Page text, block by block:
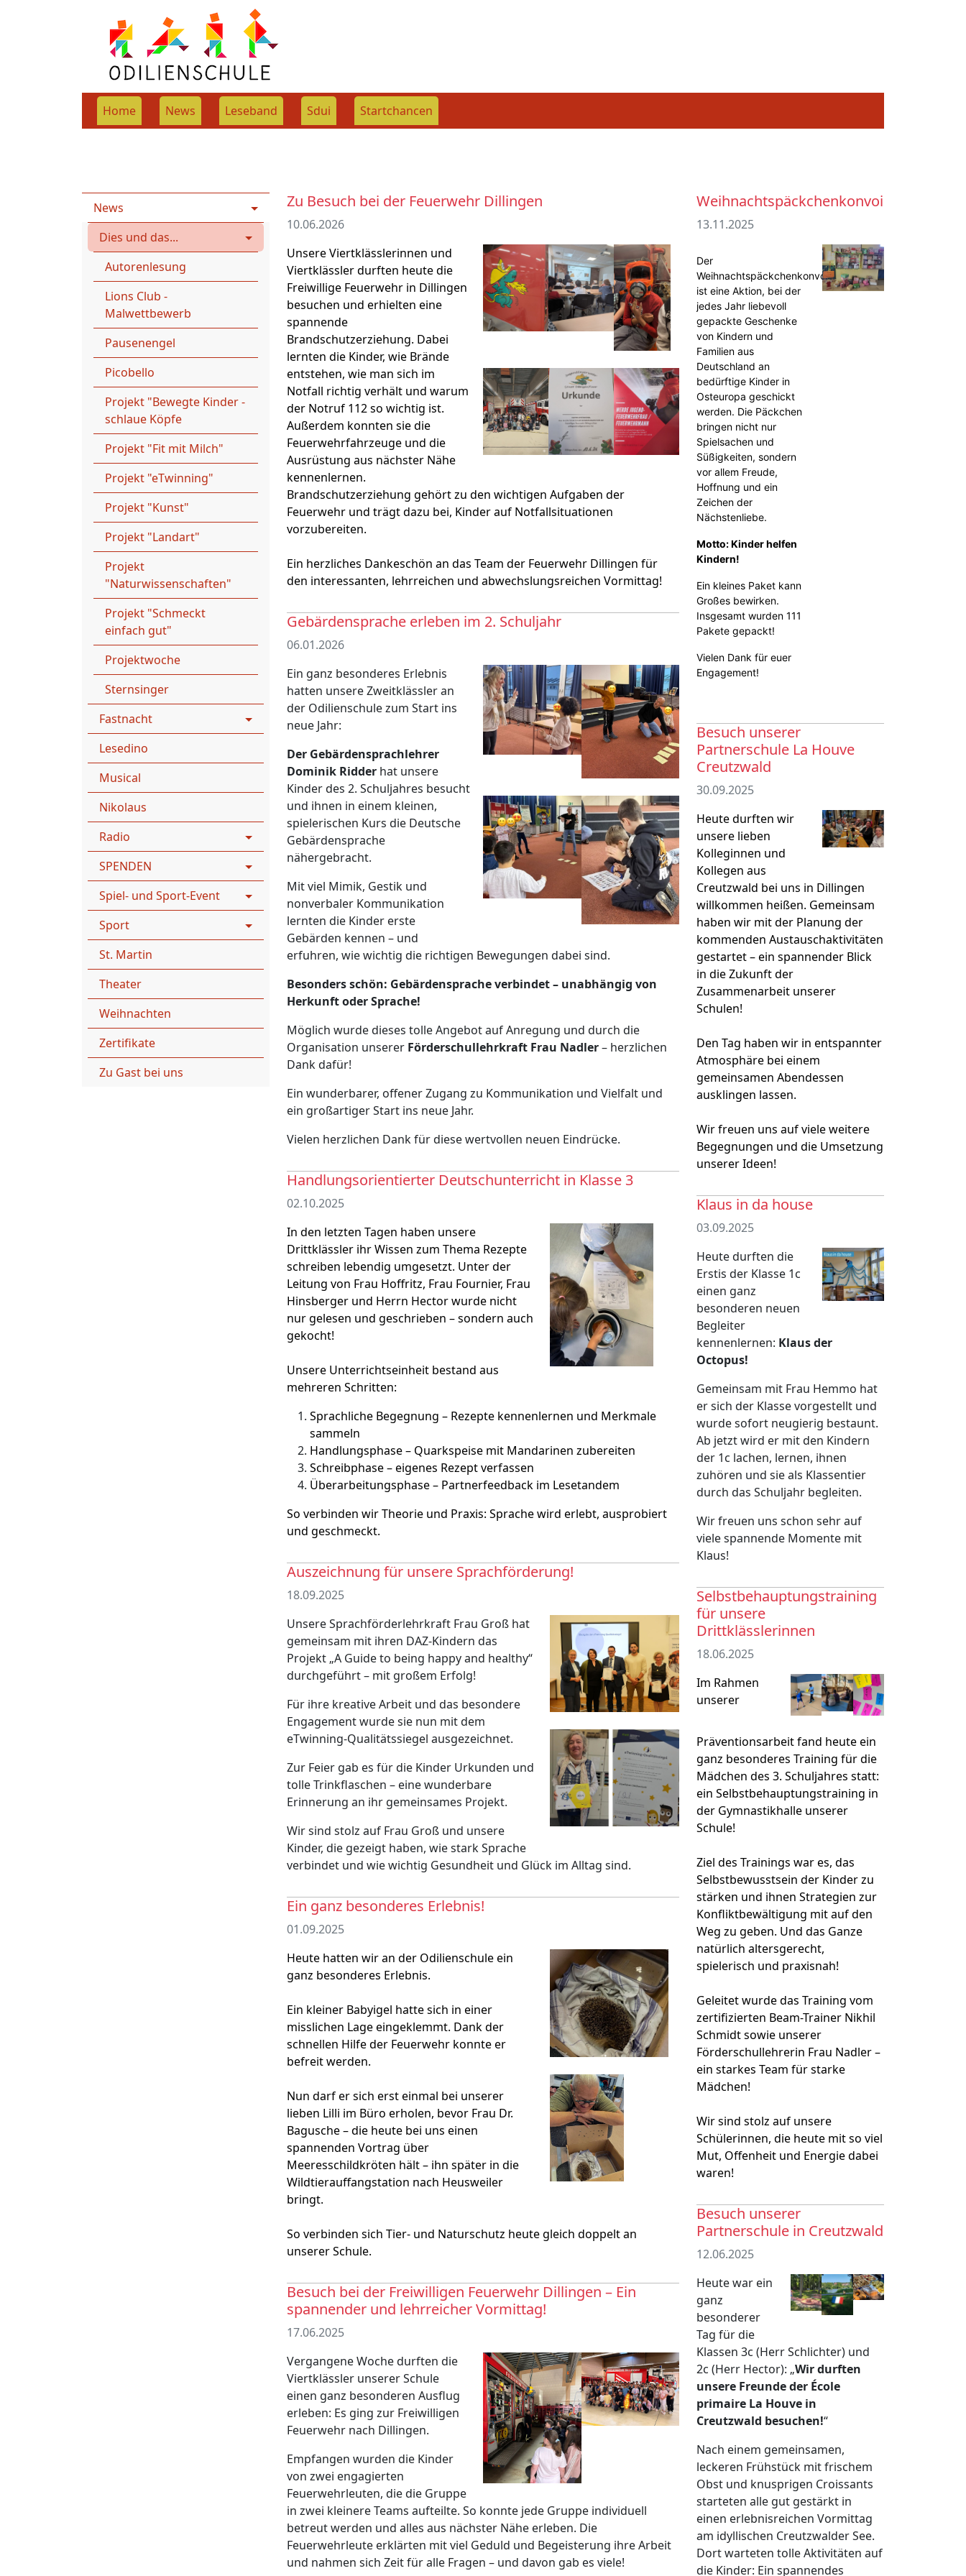
Home News Leseband Sdui
Startchancen
News
Dies und das...
Autorenlesung
Lions Club -
Malwettbewerb
Pausenengel
Picobello
Projekt "Bewegte Kinder -
schlaue Köpfe
Projekt "Fit mit Milch"
Projekt "eTwinning"
Projekt "Kunst"
Projekt "Landart"
Projekt
"Naturwissenschaften"
Projekt "Schmeckt
einfach gut"
Projektwoche
Sternsinger
Fastnacht
Lesedino
Musical
Nikolaus
Radio
SPENDEN
Spiel- und Sport-Event
Sport
St. Martin
Theater
Weihnachten
Zertifikate
Zu Gast bei uns
Zu Besuch bei der Feuerwehr Dillingen
10.06.2026
Unsere Viertklässlerinnen und
Viertklässler durften heute die
Freiwillige Feuerwehr in Dillingen
besuchen und erhielten eine
spannende
Brandschutzerziehung. Dabei
lernten die Kinder, wie Brände
entstehen, wie man sich im
Notfall richtig verhält und warum
der Notruf 112 so wichtig ist.
Außerdem konnten sie die
Feuerwehrfahrzeuge und die
Ausrüstung aus nächster Nähe
kennenlernen.
Brandschutzerziehung gehört zu den wichtigen Aufgaben der
Feuerwehr und trägt dazu bei, Kinder auf Notfallsituationen
vorzubereiten.
Ein herzliches Dankeschön an das Team der Feuerwehr Dillingen für
den interessanten, lehrreichen und abwechslungsreichen Vormittag!
Gebärdensprache erleben im 2. Schuljahr
06.01.2026
Ein ganz besonderes Erlebnis
hatten unsere Zweitklässler an
der Odilienschule zum Start ins
neue Jahr:
Der Gebärdensprachlehrer
Dominik Ridder hat unsere
Kinder des 2. Schuljahres besucht
und ihnen in einem kleinen,
spielerischen Kurs die Deutsche
Gebärdensprache
nähergebracht.
Mit viel Mimik, Gestik und
nonverbaler Kommunikation
lernten die Kinder erste
Gebärden kennen – und
erfuhren, wie wichtig die richtigen Bewegungen dabei sind.
Besonders schön: Gebärdensprache verbindet – unabhängig von
Herkunft oder Sprache!
Möglich wurde dieses tolle Angebot auf Anregung und durch die
Organisation unserer Förderschullehrkraft Frau Nadler– herzlichen
Dank dafür!
Ein wunderbarer, offener Zugang zu Kommunikation und Vielfalt und
ein großartiger Start ins neue Jahr.
Vielen herzlichen Dank für diese wertvollen neuen Eindrücke.
Handlungsorientierter Deutschunterricht in Klasse 3
02.10.2025
In den letzten Tagen haben unsere
Drittklässler ihr Wissen zum Thema Rezepte
schreiben lebendig umgesetzt. Unter der
Leitung von Frau Hoffritz, Frau Fournier, Frau
Hinsberger und Herrn Hector wurde nicht
nur gelesen und geschrieben – sondern auch
gekocht!
Unsere Unterrichtseinheit bestand aus
mehreren Schritten:
Sprachliche Begegnung – Rezepte kennenlernen und Merkmale
sammeln
Handlungsphase – Quarkspeise mit Mandarinen zubereiten
Schreibphase – eigenes Rezept verfassen
Überarbeitungsphase – Partnerfeedback im Lesetandem
So verbinden wir Theorie und Praxis: Sprache wird erlebt, ausprobiert
und geschmeckt.
Auszeichnung für unsere Sprachförderung!
18.09.2025
Unsere Sprachförderlehrkraft Frau Groß hat
gemeinsam mit ihren DAZ-Kindern das
Projekt „A Guide to being happy and healthy“
durchgeführt – mit großem Erfolg!
Für ihre kreative Arbeit und das besondere
Engagement wurde sie nun mit dem
eTwinning-Qualitätssiegel ausgezeichnet.
Zur Feier gab es für die Kinder Urkunden und
tolle Trinkflaschen – eine wunderbare
Erinnerung an ihr gemeinsames Projekt.
Wir sind stolz auf Frau Groß und unsere
Kinder, die gezeigt haben, wie stark Sprache
verbindet und wie wichtig Gesundheit und Glück im Alltag sind.
Ein ganz besonderes Erlebnis!
01.09.2025
Heute hatten wir an der Odilienschule ein
ganz besonderes Erlebnis.
Ein kleiner Babyigel hatte sich in einer
misslichen Lage eingeklemmt. Dank der
schnellen Hilfe der Feuerwehr konnte er
befreit werden.
Nun darf er sich erst einmal bei unserer
lieben Lilli im Büro erholen, bevor Frau Dr.
Bagusche – die heute bei uns einen
spannenden Vortrag über
Meeresschildkröten hält – ihn später in die
Wildtierauffangstation nach Heusweiler
bringt.
So verbinden sich Tier- und Naturschutz heute gleich doppelt an
unserer Schule.
Besuch bei der Freiwilligen Feuerwehr Dillingen – Ein
spannender und lehrreicher Vormittag!
17.06.2025
Vergangene Woche durften die
Viertklässler unserer Schule
einen ganz besonderen Ausflug
erleben: Es ging zur Freiwilligen
Feuerwehr nach Dillingen.
Empfangen wurden die Kinder
von zwei engagierten
Feuerwehrleuten, die die Gruppe
in zwei kleinere Teams aufteilte. So konnte jede Gruppe individuell
betreut werden und alles aus nächster Nähe erleben. Die
Feuerwehrleute erklärten mit viel Geduld und Begeisterung ihre Arbeit
und nahmen sich Zeit für alle Fragen – und davon gab es viele!
Weihnachtspäckchenkonvoi
13.11.2025
Der
Weihnachtspäckchenkonvoi
ist eine Aktion, bei der
jedes Jahr liebevoll
gepackte Geschenke
von Kindern und
Familien aus
Deutschland an
bedürftige Kinder in
Osteuropa geschickt
werden. Die Päckchen
bringen nicht nur
Spielsachen und
Süßigkeiten, sondern
vor allem Freude,
Hoffnung und ein
Zeichen der
Nächstenliebe.
Motto: Kinder helfen
Kindern!
Ein kleines Paket kann
Großes bewirken.
Insgesamt wurden 111
Pakete gepackt!
Vielen Dank für euer
Engagement!
Besuch unserer
Partnerschule La Houve
Creutzwald
30.09.2025
Heute durften wir
unsere lieben
Kolleginnen und
Kollegen aus
Creutzwald bei uns in Dillingen
willkommen heißen. Gemeinsam
haben wir mit der Planung der
kommenden Austauschaktivitäten
gestartet – ein spannender Blick
in die Zukunft der
Zusammenarbeit unserer
Schulen!
Den Tag haben wir in entspannter
Atmosphäre bei einem
gemeinsamen Abendessen
ausklingen lassen.
Wir freuen uns auf viele weitere
Begegnungen und die Umsetzung
unserer Ideen!
Klaus in da house
03.09.2025
Heute durften die
Erstis der Klasse 1c
einen ganz
besonderen neuen
Begleiter
kennenlernen: Klaus der
Octopus!
Gemeinsam mit Frau Hemmo hat
er sich der Klasse vorgestellt und
wurde sofort neugierig bestaunt.
Ab jetzt wird er mit den Kindern
der 1c lachen, lernen, ihnen
zuhören und sie als Klassentier
durch das Schuljahr begleiten.
Wir freuen uns schon sehr auf
viele spannende Momente mit
Klaus!
Selbstbehauptungstraining
für unsere
Drittklässlerinnen
18.06.2025
Im Rahmen
unserer
Präventionsarbeit fand heute ein
ganz besonderes Training für die
Mädchen des 3. Schuljahres statt:
ein Selbstbehauptungstraining in
der Gymnastikhalle unserer
Schule!
Ziel des Trainings war es, das
Selbstbewusstsein der Kinder zu
stärken und ihnen Strategien zur
Konfliktbewältigung mit auf den
Weg zu geben. Und das Ganze
natürlich altersgerecht,
spielerisch und praxisnah!
Geleitet wurde das Training vom
zertifizierten Beam-Trainer Nikhil
Schmidt sowie unserer
Förderschullehrerin Frau Nadler –
ein starkes Team für starke
Mädchen!
Wir sind stolz auf unsere
Schülerinnen, die heute mit so viel
Mut, Offenheit und Energie dabei
waren!
Besuch unserer
Partnerschule in Creutzwald
12.06.2025
Heute war ein
ganz
besonderer
Tag für die
Klassen 3c (Herr Schlichter) und
2c (Herr Hector): „Wir durften
unsere Freunde der École
primaire La Houve in
Creutzwald besuchen!“
Nach einem gemeinsamen,
leckeren Frühstück mit frischem
Obst und knusprigen Croissants
starteten alle gut gestärkt in
einen erlebnisreichen Vormittag
am idyllischen Creutzwalder See.
Dort warteten tolle Aktivitäten auf
die Kinder: Ein spannendes